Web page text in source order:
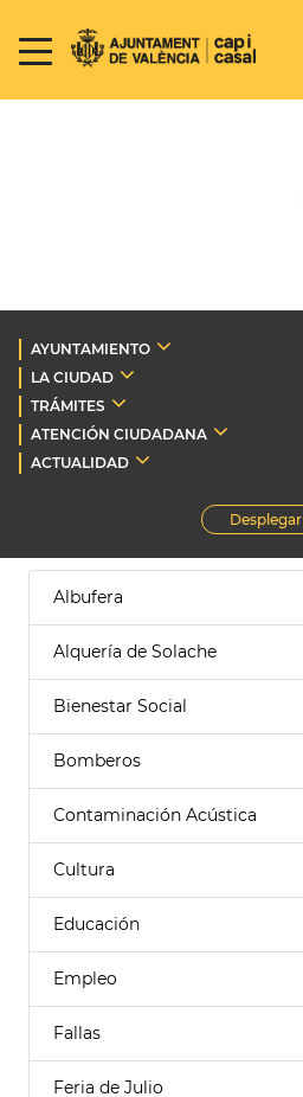
AYUNTAMIENTO
LA CIUDAD
TRÁMITES
ATENCIÓN CIUDADANA
ACTUALIDAD
Desplegar
Albufera
Alquería de Solache
Bienestar Social
Bomberos
Contaminación Acústica
Cultura
Educación
Empleo
Fallas
Feria de Julio